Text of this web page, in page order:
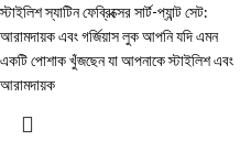
স্টাইলিশ স্যাটিন ফেব্রিক্সের সার্ট-প্যান্ট সেট:
আরামদায়ক এবং গর্জিয়াস লুক আপনি যদি এমন
একটি পোশাক খুঁজছেন যা আপনাকে স্টাইলিশ এবং
আরামদায়ক